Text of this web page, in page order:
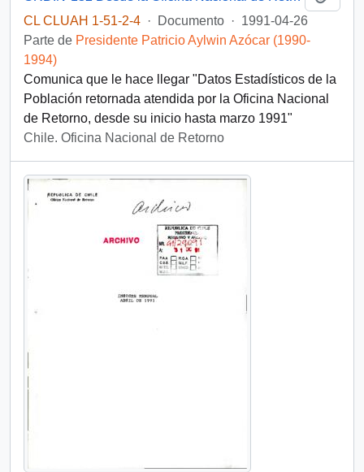
CL CLUAH 1-51-2-4 · Documento · 1991-04-26
Parte de Presidente Patricio Aylwin Azócar (1990-
1994)
Comunica que le hace llegar "Datos Estadísticos de la
Población retornada atendida por la Oficina Nacional
de Retorno, desde su inicio hasta marzo 1991"
Chile. Oficina Nacional de Retorno